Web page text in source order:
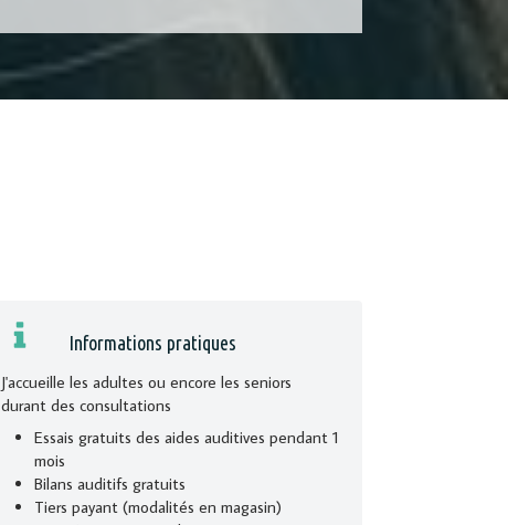
Informations pratiques
J'accueille les adultes ou encore les seniors
durant des consultations
Essais gratuits des aides auditives pendant 1
mois
Bilans auditifs gratuits
Tiers payant (modalités en magasin)